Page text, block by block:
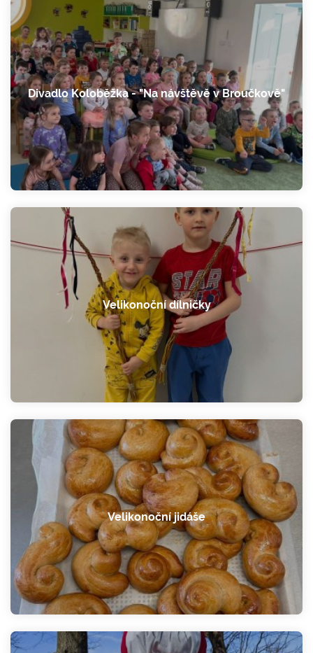
Divadlo Koloběžka - "Na návštěvě v Broučkově"
Velikonoční dílničky
Velikonoční jidáše